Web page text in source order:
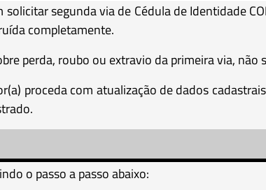
segunda via de Cédula de Identidade
completamente.
perda, roubo ou extravio da primeira via, não
proceda com atualização de dados
o passo a passo abaixo: